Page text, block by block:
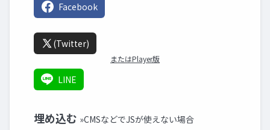
Facebook
(Twitter)
またはPlayer版
LINE
埋め込む »CMSなどでJSが使えない場合